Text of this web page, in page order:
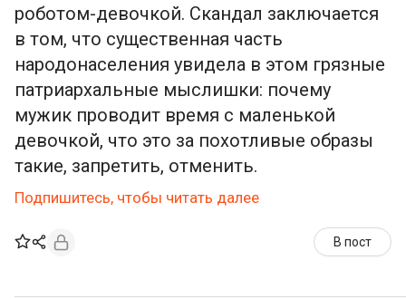
роботом-девочкой. Скандал заключается
в том, что существенная часть
народонаселения увидела в этом грязные
патриархальные мыслишки: почему
мужик проводит время с маленькой
девочкой, что это за похотливые образы
такие, запретить, отменить.
Подпишитесь, чтобы читать далее
В пост